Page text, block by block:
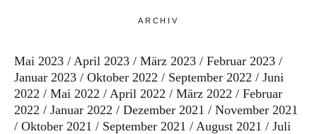
ARCHIV
Mai 2023 April 2023 März 2023
Februar 2023
Januar 2023
Oktober 2022 September 2022
Juni
2022
Mai 2022 April 2022 März 2022
Februar
2022
Januar 2022 Dezember 2021
November 2021
Oktober 2021
September 2021 August 2021
Juli